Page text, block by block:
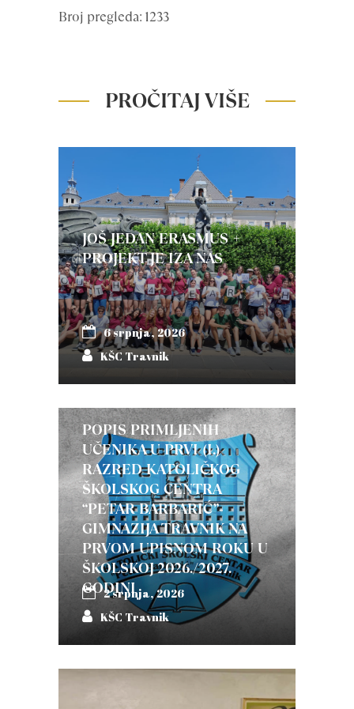
Broj pregleda: 1233
PROČITAJ VIŠE
JOŠ JEDAN ERASMUS +
PROJEKT JE IZA NAS
6 srpnja, 2026
KŠC Travnik
POPIS PRIMLJENIH
UČENIKA U PRVI (I.)
RAZRED KATOLIČKOG
ŠKOLSKOG CENTRA
“PETAR BARBARIĆ”-
GIMNAZIJA TRAVNIK NA
PRVOM UPISNOM ROKU U
ŠKOLSKOJ 2026./2027.
GODINI
2 srpnja, 2026
KŠC Travnik